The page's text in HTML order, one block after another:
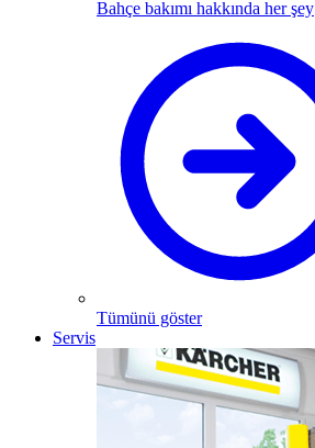
Bahçe bakımı hakkında her şey
Tümünü göster
Servis